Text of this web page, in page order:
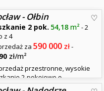
- Ołbin
2 pok. 54,18m² - 2
z 4
za590 000 zł-
zł/m²
przestronne, wysokie
2-pokojowe o
lokalizacji – Wrocław,